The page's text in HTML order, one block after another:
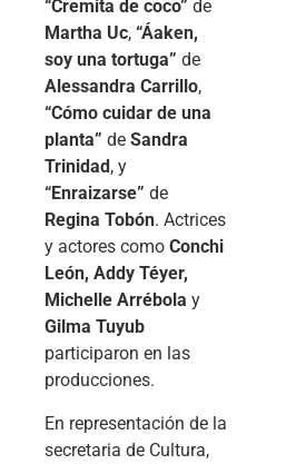
“Cremita de coco” de
Martha Uc, “Áaken,
soy una tortuga” de
Alessandra Carrillo,
“Cómo cuidar de una
planta” de Sandra
Trinidad , y
“Enraizarse” de
Regina Tobón. Actrices
y actores como Conchi
León, Addy Téyer,
Michelle Arrébola y
Gilma Tuyub
participaron en las
producciones.
En representación de la
secretaria de Cultura,